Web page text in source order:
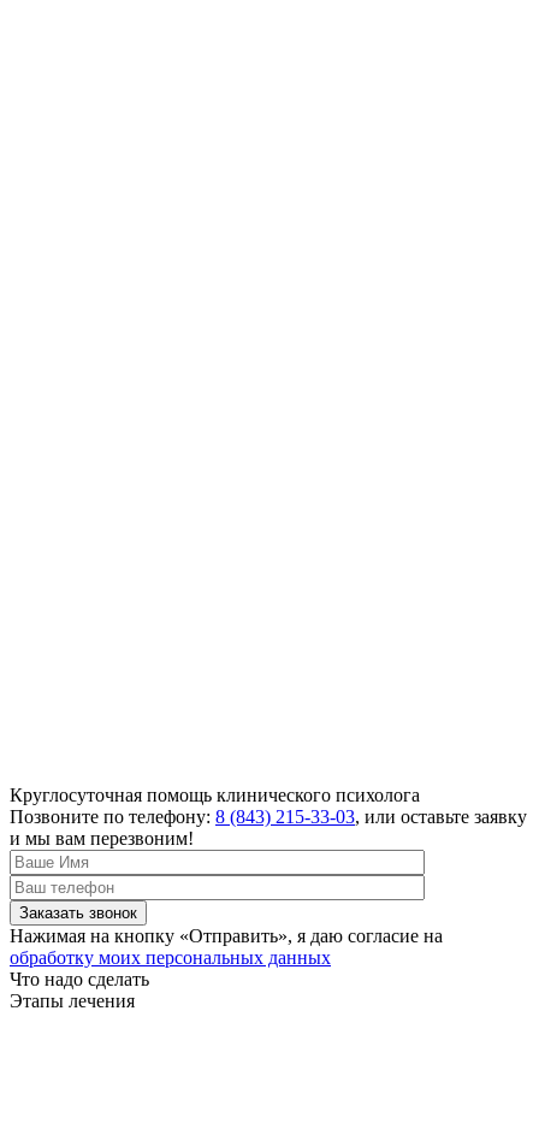
Круглосуточная помощь клинического психолога
Позвоните по телефону: 8 (843) 215-33-03, или оставьте заявку
и мы вам перезвоним!
Нажимая на кнопку «Отправить», я даю согласие на
обработку моих персональных данных
Что надо сделать
Этапы лечения